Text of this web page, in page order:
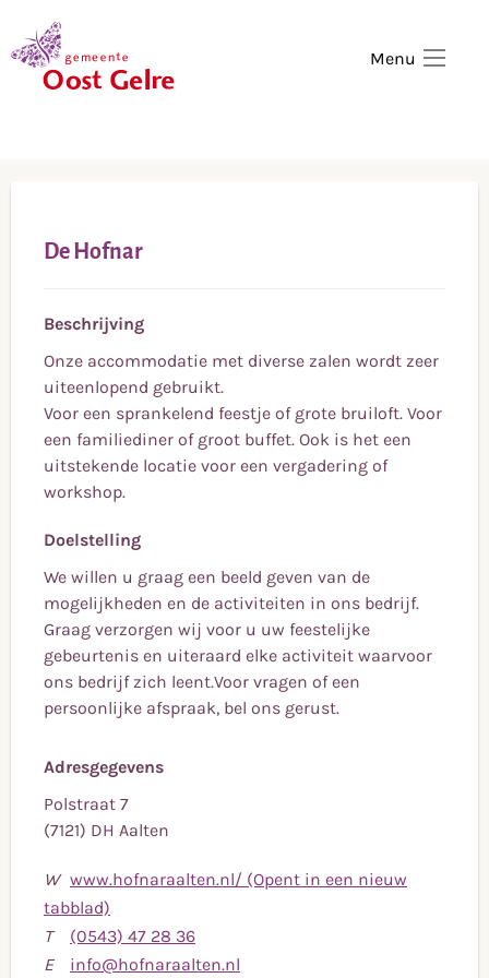
Menu
De Hofnar
Beschrijving
Onze accommodatie met diverse zalen wordt zeer
uiteenlopend gebruikt.
Voor een sprankelend feestje of grote bruiloft. Voor
een familiediner of groot buffet. Ook is het een
uitstekende locatie voor een vergadering of
workshop.
Doelstelling
We willen u graag een beeld geven van de
mogelijkheden en de activiteiten in ons bedrijf.
Graag verzorgen wij voor u uw feestelijke
gebeurtenis en uiteraard elke activiteit waarvoor
ons bedrijf zich leent.Voor vragen of een
persoonlijke afspraak, bel ons gerust.
Adresgegevens
Polstraat 7
(7121) DH Aalten
W www.hofnaraalten.nl/ (Opent in een nieuw
tabblad)
T
(0543) 47 28 36Bel
naar
E info@hofnaraalten.nl